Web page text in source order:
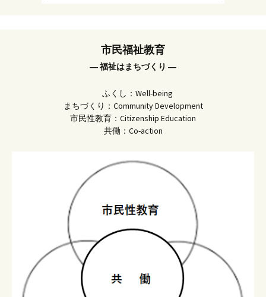
市民福祉教育
― 福祉はまちづくり ―
ふくし：Well-being
まちづくり：Community Development
市民性教育：Citizenship Education
共働：Co-action